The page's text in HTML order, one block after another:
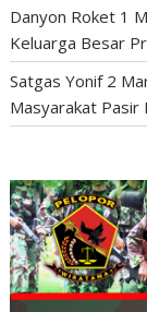
Danyon Roket 1
Keluarga Besar
Satgas Yonif 2
Masyarakat Pasir